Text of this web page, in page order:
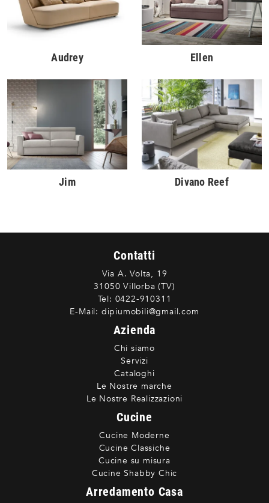
Audrey Ellen
Jim Divano Reef
Contatti
Via A. Volta, 19
31050 Villorba (TV)
Tel: 0422-910311
E-Mail: dipiumobili@gmail.com
Azienda
Chi siamo
Servizi
Cataloghi
Le Nostre marche
Le Nostre Realizzazioni
Cucine
Cucine Moderne
Cucine Classiche
Cucine su misura
Cucine Shabby Chic
Arredamento Casa